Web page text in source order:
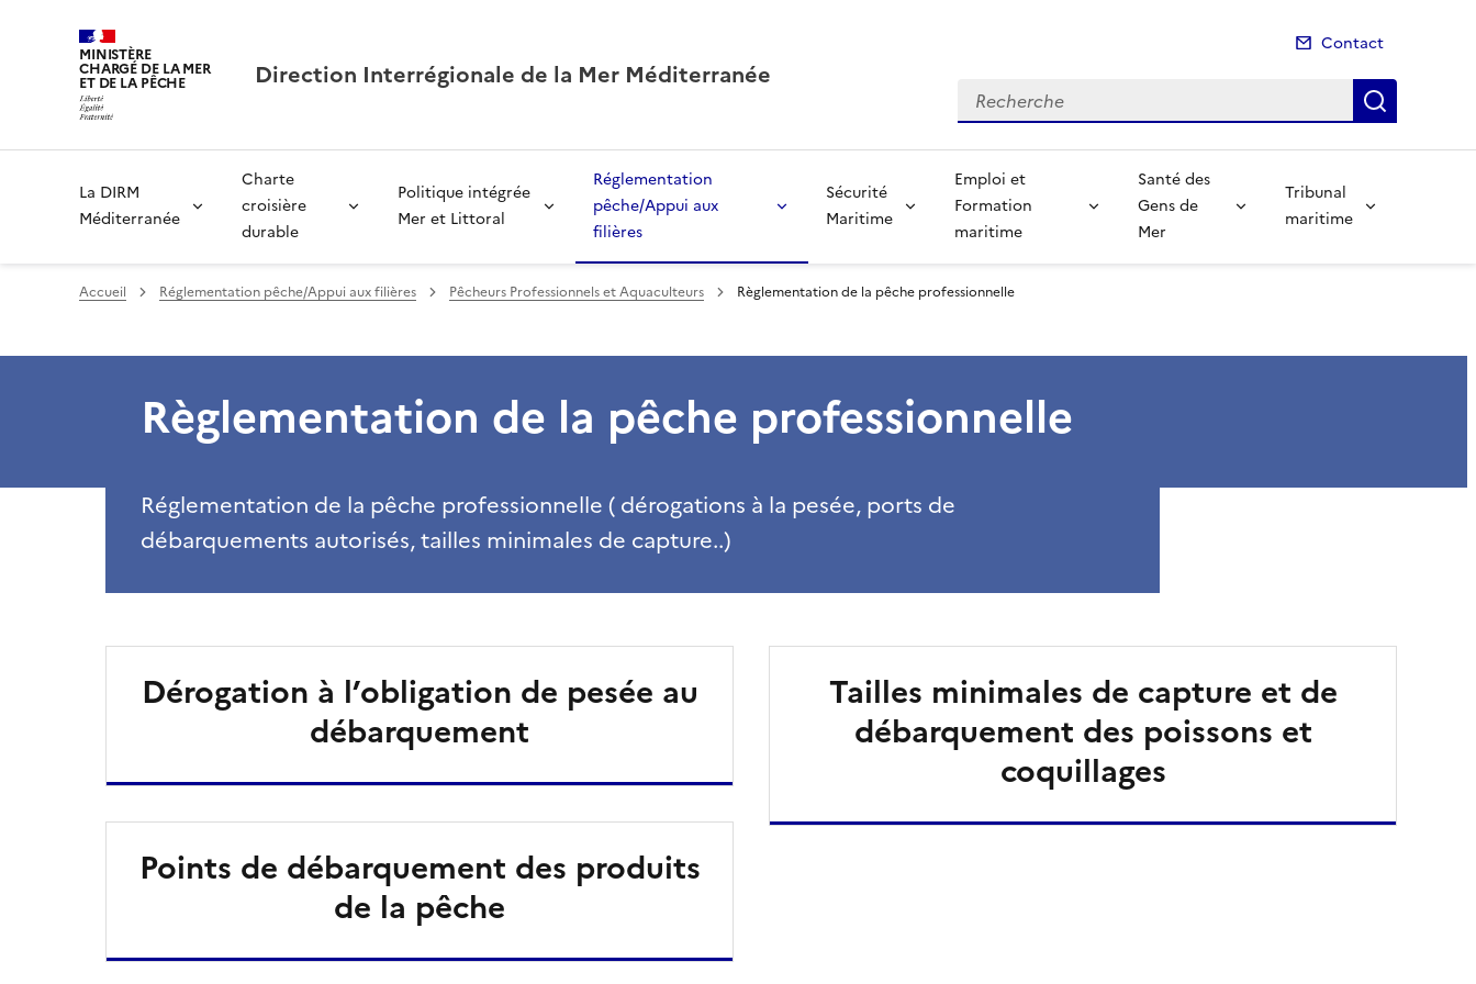
MINISTÈRE
CHARGÉ DE LA MER
ET DE LA PÊCHE Direction Interrégionale de la Mer Méditerranée
Contact
Recherche
La DIRM
Méditerranée
Charte
croisière
durable
Politique intégrée
Mer et Littoral
Réglementation
pêche/Appui aux
filières
Sécurité
Maritime
Emploi et
Formation
maritime
Santé des
Gens de
Mer
Tribunal
maritime
Accueil Réglementation pêche/Appui aux filières Pêcheurs Professionnels et Aquaculteurs Règlementation de la pêche professionnelle
Règlementation de la pêche professionnelle
Réglementation de la pêche professionnelle ( dérogations à la pesée, ports de
débarquements autorisés, tailles minimales de capture..)
Dérogation à l’obligation de pesée au
débarquement
Points de débarquement des produits
de la pêche
Tailles minimales de capture et de
débarquement des poissons et
coquillages